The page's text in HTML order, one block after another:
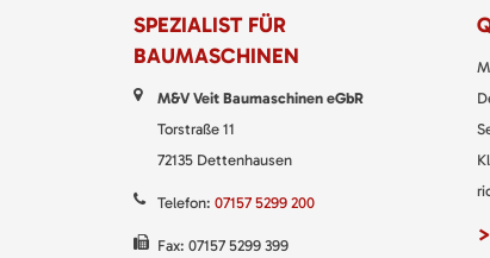
SPEZIALIST FÜR
BAUMASCHINEN
M&V Veit Baumaschinen eGbR
Torstraße 11
72135 Dettenhausen
Telefon: 07157 5299 200
Fax: 07157 5299 399